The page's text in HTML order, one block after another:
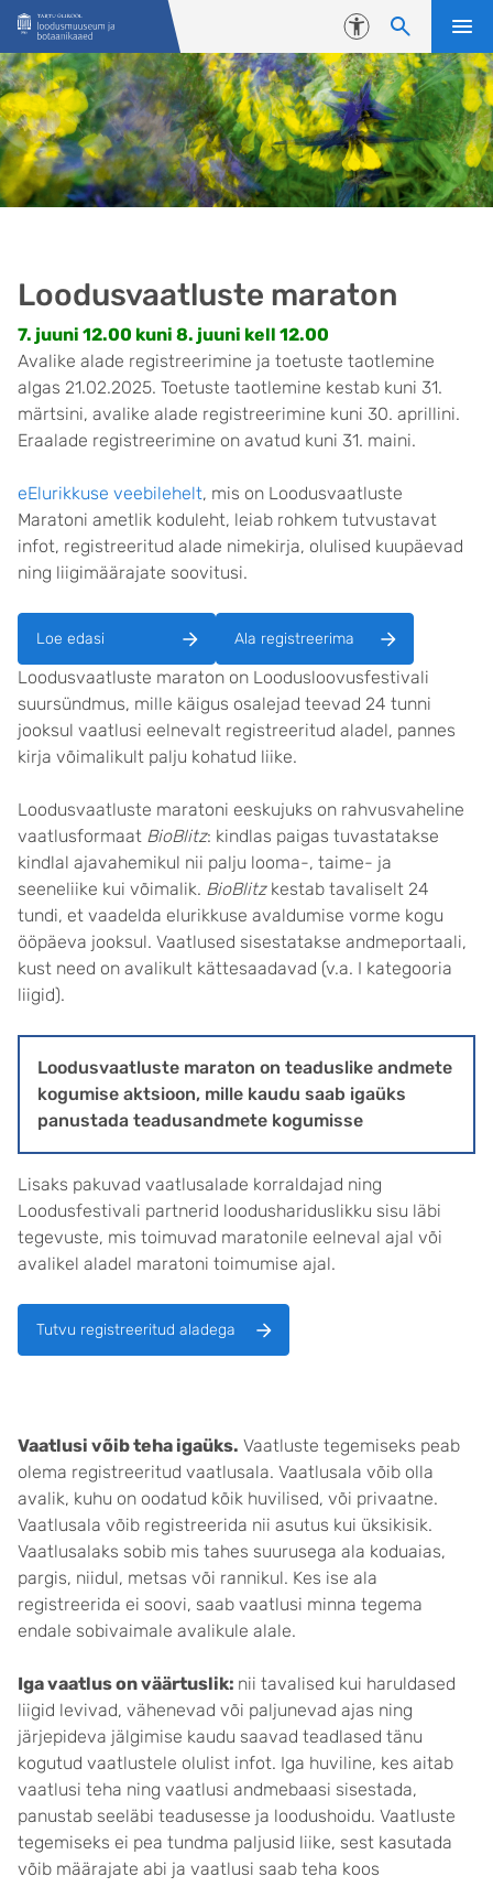
Liigu edasi põhisisu juurde
Juurdepääsetavus
Loodusvaatluste maraton
7. juuni 12.00 kuni 8. juuni kell 12.00
Avalike alade registreerimine ja toetuste taotlemine
algas 21.02.2025. Toetuste taotlemine kestab kuni 31.
märtsini, avalike alade registreerimine kuni 30. aprillini.
Eraalade registreerimine on avatud kuni 31. maini.
eElurikkuse veebilehelt, mis on Loodusvaatluste
Maratoni ametlik koduleht, leiab rohkem tutvustavat
infot, registreeritud alade nimekirja, olulised kuupäevad
ning liigimäärajate soovitusi.
Loe edasi Ala registreerima
Loodusvaatluste maraton on Loodusloovusfestivali
suursündmus, mille käigus osalejad teevad 24 tunni
jooksul vaatlusi eelnevalt registreeritud aladel, pannes
kirja võimalikult palju kohatud liike.
Loodusvaatluste maratoni eeskujuks on rahvusvaheline
vaatlusformaat BioBlitz: kindlas paigas tuvastatakse
kindlal ajavahemikul nii palju looma-, taime- ja
seeneliike kui võimalik. BioBlitzkestab tavaliselt 24
tundi, et vaadelda elurikkuse avaldumise vorme kogu
ööpäeva jooksul. Vaatlused sisestatakse andmeportaali,
kust need on avalikult kättesaadavad (v.a. I kategooria
liigid).
Loodusvaatluste maraton on teaduslike andmete
kogumise aktsioon, mille kaudu saab igaüks
panustada teadusandmete kogumisse
Lisaks pakuvad vaatlusalade korraldajad ning
Loodusfestivali partnerid loodushariduslikku sisu läbi
tegevuste, mis toimuvad maratonile eelneval ajal või
avalikel aladel maratoni toimumise ajal.
Tutvu registreeritud aladega
Vaatlusi võib teha igaüks. Vaatluste tegemiseks peab
olema registreeritud vaatlusala. Vaatlusala võib olla
avalik, kuhu on oodatud kõik huvilised, või privaatne.
Vaatlusala võib registreerida nii asutus kui üksikisik.
Vaatlusalaks sobib mis tahes suurusega ala koduaias,
pargis, niidul, metsas või rannikul. Kes ise ala
registreerida ei soovi, saab vaatlusi minna tegema
endale sobivaimale avalikule alale.
Iga vaatlus on väärtuslik: nii tavalised kui haruldased
liigid levivad, vähenevad või paljunevad ajas ning
järjepideva jälgimise kaudu saavad teadlased tänu
kogutud vaatlustele olulist infot. Iga huviline, kes aitab
vaatlusi teha ning vaatlusi andmebaasi sisestada,
panustab seeläbi teadusesse ja loodushoidu. Vaatluste
tegemiseks ei pea tundma paljusid liike, sest kasutada
võib määrajate abi ja vaatlusi saab teha koos